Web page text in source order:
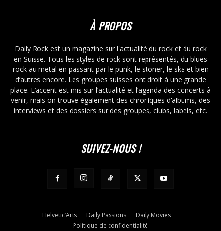
À PROPOS
Daily Rock est un magazine sur l'actualité du rock et du rock
en Suisse. Tous les styles de rock sont représentés, du blues
rock au metal en passant par le punk, le stoner, le ska et bien
d’autres encore. Les groupes suisses ont droit à une grande
place. L’accent est mis sur l’actualité et l’agenda des concerts à
venir, mais on trouve également des chroniques d’albums, des
interviews et des dossiers sur des groupes, clubs, labels, etc.
SUIVEZ-NOUS !
Helvetic’Arts Daily Passions
Daily Movies
Politique de confidentialité